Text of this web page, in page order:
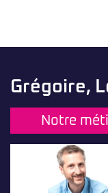
Grégoire,
Notre